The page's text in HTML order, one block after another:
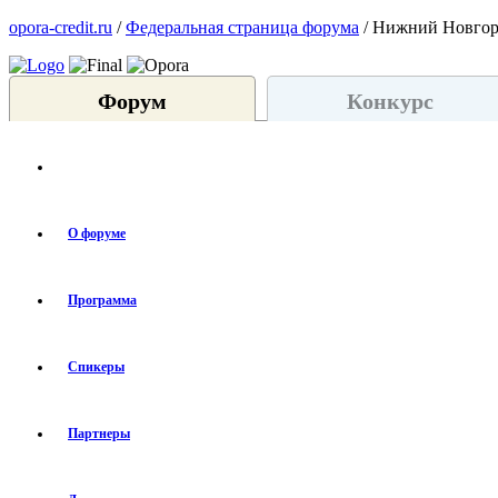
opora-credit.ru /Федеральная страница форума / Нижний
Форум Конкурс
О форуме
Программа
Спикеры
Партнеры